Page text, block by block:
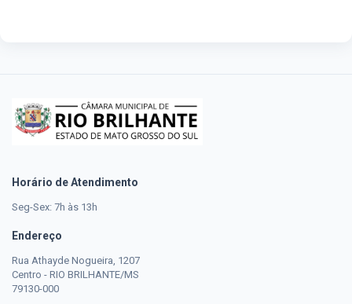
Horário de Atendimento
Seg-Sex: 7h às 13h
Endereço
Rua Athayde Nogueira, 1207
Centro - RIO BRILHANTE/MS
79130-000